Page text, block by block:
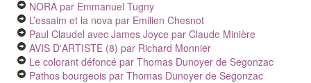
NORA par Emmanuel Tugny
L’essaim et la nova par Emilien Chesnot
Paul Claudel avec James Joyce par Claude Minière
AVIS D'ARTISTE (8) par Richard Monnier
Le colorant défoncé par Thomas Dunoyer de Segonzac
Pathos bourgeois par Thomas Dunoyer de Segonzac